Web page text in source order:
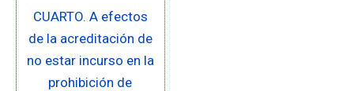
CUARTO. A efectos
de la acreditación de
no estar incurso en la
prohibición de